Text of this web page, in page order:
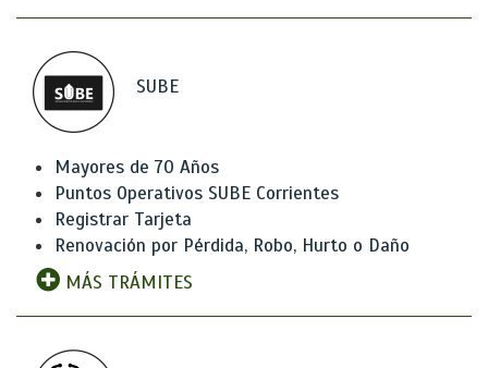
SUBE
Mayores de 70 Años
Puntos Operativos SUBE Corrientes
Registrar Tarjeta
Renovación por Pérdida, Robo, Hurto o Daño
MÁS TRÁMITES